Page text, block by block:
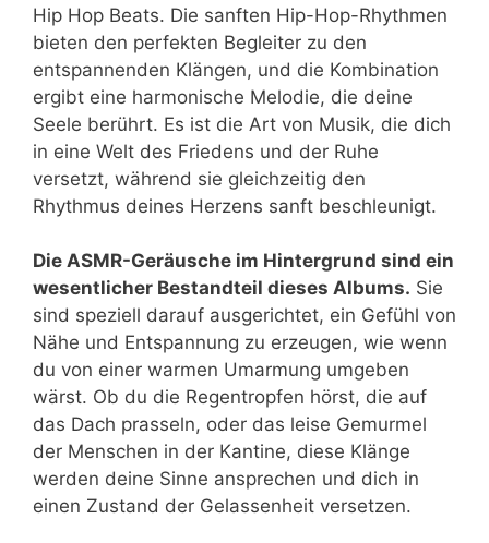
Hip Hop Beats. Die sanften Hip-Hop-Rhythmen
bieten den perfekten Begleiter zu den
entspannenden Klängen, und die Kombination
ergibt eine harmonische Melodie, die deine
Seele berührt. Es ist die Art von Musik, die dich
in eine Welt des Friedens und der Ruhe
versetzt, während sie gleichzeitig den
Rhythmus deines Herzens sanft beschleunigt.
Die ASMR-Geräusche im Hintergrund sind ein
wesentlicher Bestandteil dieses Albums. Sie
sind speziell darauf ausgerichtet, ein Gefühl von
Nähe und Entspannung zu erzeugen, wie wenn
du von einer warmen Umarmung umgeben
wärst. Ob du die Regentropfen hörst, die auf
das Dach prasseln, oder das leise Gemurmel
der Menschen in der Kantine, diese Klänge
werden deine Sinne ansprechen und dich in
einen Zustand der Gelassenheit versetzen.